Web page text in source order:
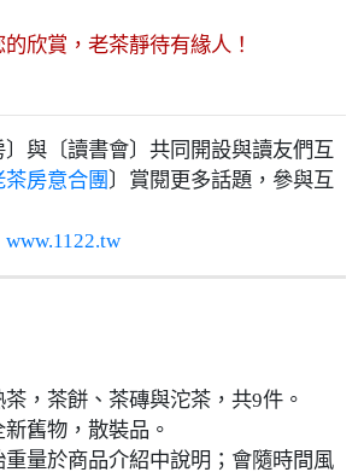
的欣賞，老茶靜待有緣人！
〕與〔讀書會〕共同開設與讀友們互
茶房意合團 〕賞閱更多話題，參與互
www.1122.tw
，茶餅、茶磚與沱茶，共9件。
舊物，散裝品。
重量於商品介紹中說明；會隨時間風